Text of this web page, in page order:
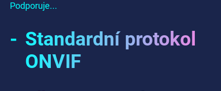
Podporuje...
- Standardní protokol
ONVIF